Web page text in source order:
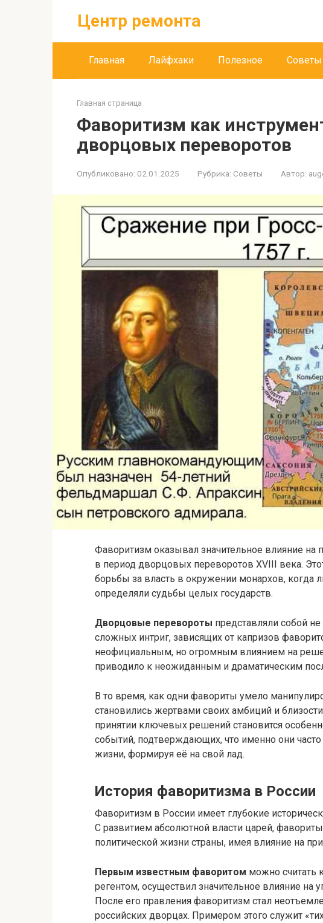
Центр ремонта
Главная Лайфхаки Полезное Советы
Главная страница
Фаворитизм как
дворцовых переворотов
Опубликовано: 02.01.2025 Рубрика: Советы Автор:
Фаворитизм оказывал значительное влияние на
в период дворцовых переворотов XVIII века.
борьбы за власть в окружении монархов, когда
определяли судьбы целых государств.
Дворцовые перевороты представляли собой
сложных интриг, зависящих от капризов
неофициальным, но огромным влиянием на
приводило к неожиданным и драматическим
В то время, как одни фавориты умело
становились жертвами своих амбиций и
принятии ключевых решений становится
событий, подтверждающих, что именно они
жизни, формируя её на свой лад.
История фаворитизма в России
Фаворитизм в России имеет глубокие
С развитием абсолютной власти царей,
политической жизни страны, имея влияние на
Первым известным фаворитом можно считать
регентом, осуществил значительное влияние на
После его правления фаворитизм стал
российских дворцах. Примером этого служит